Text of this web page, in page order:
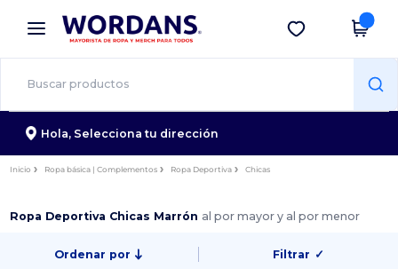
× App de Wordans
¡Mejores precios en app!
Descargar app
Hola, Selecciona tu dirección
Inicio Ropa básica | Complementos Ropa Deportiva Chicas
Ropa Deportiva Chicas Marrón al por mayor y al por menor
Ordenar por Filtrar ✓